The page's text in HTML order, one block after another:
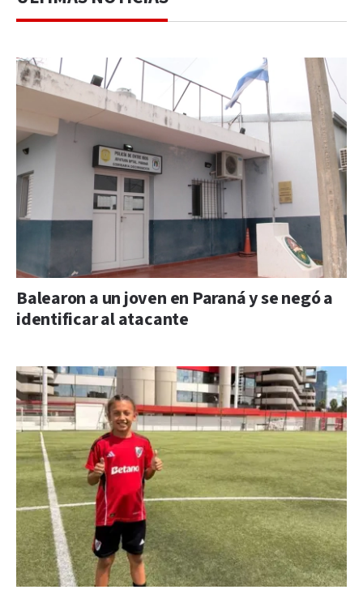
Balearon a un joven en Paraná y se negó a
identificar al atacante